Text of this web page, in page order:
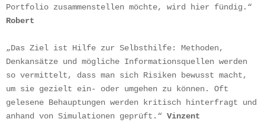
Robert
„Das Ziel ist Hilfe zur Selbsthilfe: Methoden,
Denkansätze und mögliche Informationsquellen werden
so vermittelt, dass man sich Risiken bewusst macht,
um sie gezielt ein- oder umgehen zu können. Oft
gelesene Behauptungen werden kritisch hinterfragt und
anhand von Simulationen geprüft.“ Vinzent